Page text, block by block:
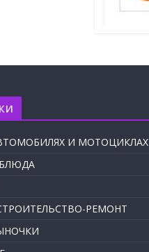
И МОТОЦИКЛАХ
РЕМОНТ